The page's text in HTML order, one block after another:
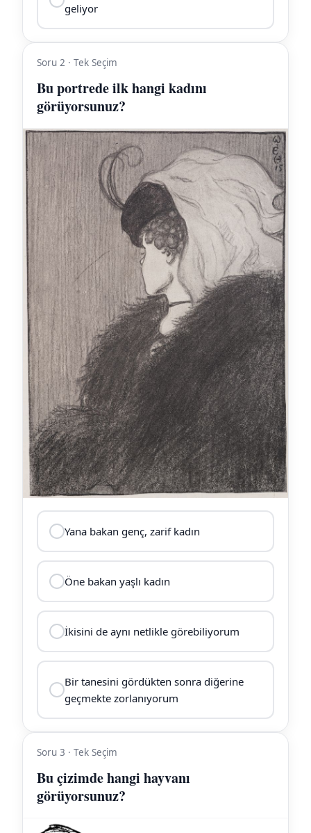
geliyor
Soru 2 · Tek Seçim
Bu portrede ilk hangi kadını
görüyorsunuz?
Yana bakan genç, zarif kadın
Öne bakan yaşlı kadın
İkisini de aynı netlikle görebiliyorum
Bir tanesini gördükten sonra diğerine
geçmekte zorlanıyorum
Soru 3 · Tek Seçim
Bu çizimde hangi hayvanı
görüyorsunuz?